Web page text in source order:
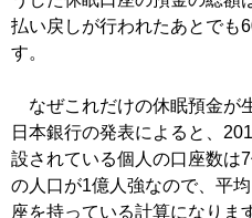
払い戻しが行われたあとでも
す。
なぜこれだけの休眠預金が
日本銀行の発表によると、
設されている個人の口座数は
の人口が1億人強なので、平
座を持っている計算になりま